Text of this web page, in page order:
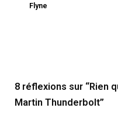
Flyne
8 réflexions sur “Rien
Martin Thunderbolt”